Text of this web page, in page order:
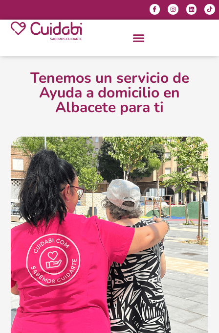
Tenemos un servicio de
Ayuda a domicilio en
Albacete para ti